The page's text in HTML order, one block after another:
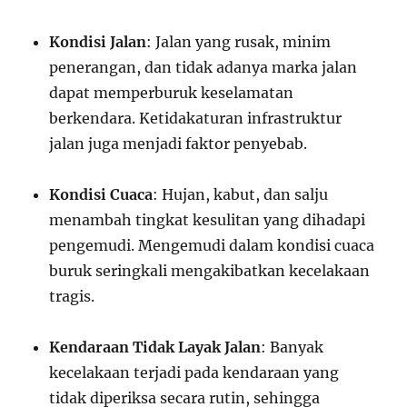
Kondisi Jalan: Jalan yang rusak, minim
penerangan, dan tidak adanya marka jalan
dapat memperburuk keselamatan
berkendara. Ketidakaturan infrastruktur
jalan juga menjadi faktor penyebab.
Kondisi Cuaca: Hujan, kabut, dan salju
menambah tingkat kesulitan yang dihadapi
pengemudi. Mengemudi dalam kondisi cuaca
buruk seringkali mengakibatkan kecelakaan
tragis.
Kendaraan Tidak Layak Jalan: Banyak
kecelakaan terjadi pada kendaraan yang
tidak diperiksa secara rutin, sehingga